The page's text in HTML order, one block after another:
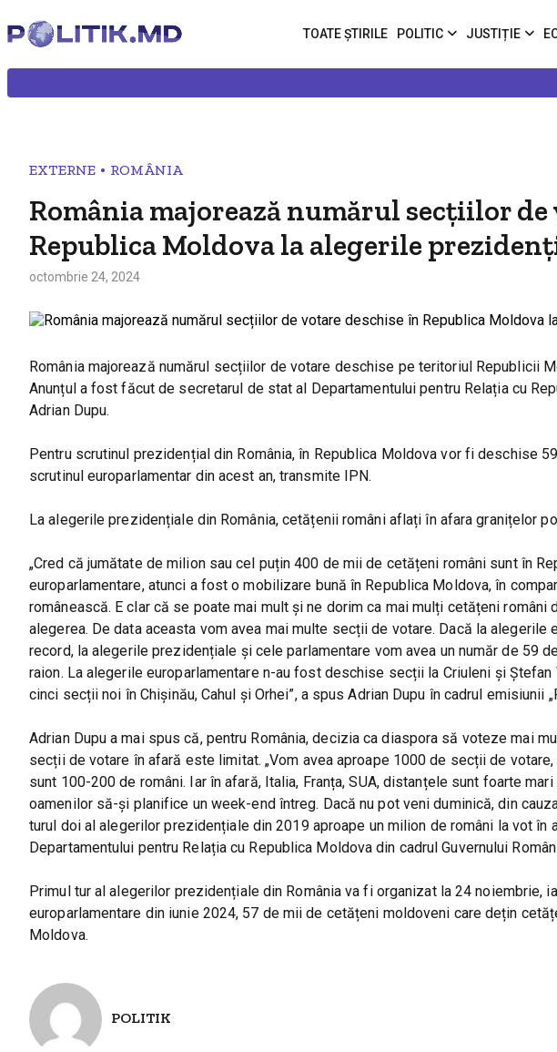
TOATE ȘTIRILE POLITIC JUSTIȚIE
EXTERNE • ROMÂNIA
România majorează numărul secțiilor de
Republica Moldova la alegerile
octombrie 24, 2024
România majorează numărul secțiilor de votare deschise pe teritoriul Republicii
Anunțul a fost făcut de secretarul de stat al Departamentului pentru Relația cu
Adrian Dupu.
Pentru scrutinul prezidențial din România, în Republica Moldova vor fi deschise
scrutinul europarlamentar din acest an, transmite IPN.
La alegerile prezidențiale din România, cetățenii români aflați în afara granițelor
„Cred că jumătate de milion sau cel puțin 400 de mii de cetățeni români sunt în
europarlamentare, atunci a fost o mobilizare bună în Republica Moldova, în
românească. E clar că se poate mai mult și ne dorim ca mai mulți cetățeni
alegerea. De data aceasta vom avea mai multe secții de votare. Dacă la
record, la alegerile prezidențiale și cele parlamentare vom avea un număr de 59
raion. La alegerile europarlamentare n-au fost deschise secții la Criuleni și
cinci secții noi în Chișinău, Cahul și Orhei”, a spus Adrian Dupu în cadrul emisiunii
Adrian Dupu a mai spus că, pentru România, decizia ca diaspora să voteze mai
secții de votare în afară este limitat. „Vom avea aproape 1000 de secții de
sunt 100-200 de români. Iar în afară, Italia, Franța, SUA, distanțele sunt foarte
oamenilor să-și planifice un week-end întreg. Dacă nu pot veni duminică, din
turul doi al alegerilor prezidențiale din 2019 aproape un milion de români la vot în
Departamentului pentru Relația cu Republica Moldova din cadrul Guvernului
Primul tur al alegerilor prezidențiale din România va fi organizat la 24 noiembrie,
europarlamentare din iunie 2024, 57 de mii de cetățeni moldoveni care dețin
Moldova.
POLITIK